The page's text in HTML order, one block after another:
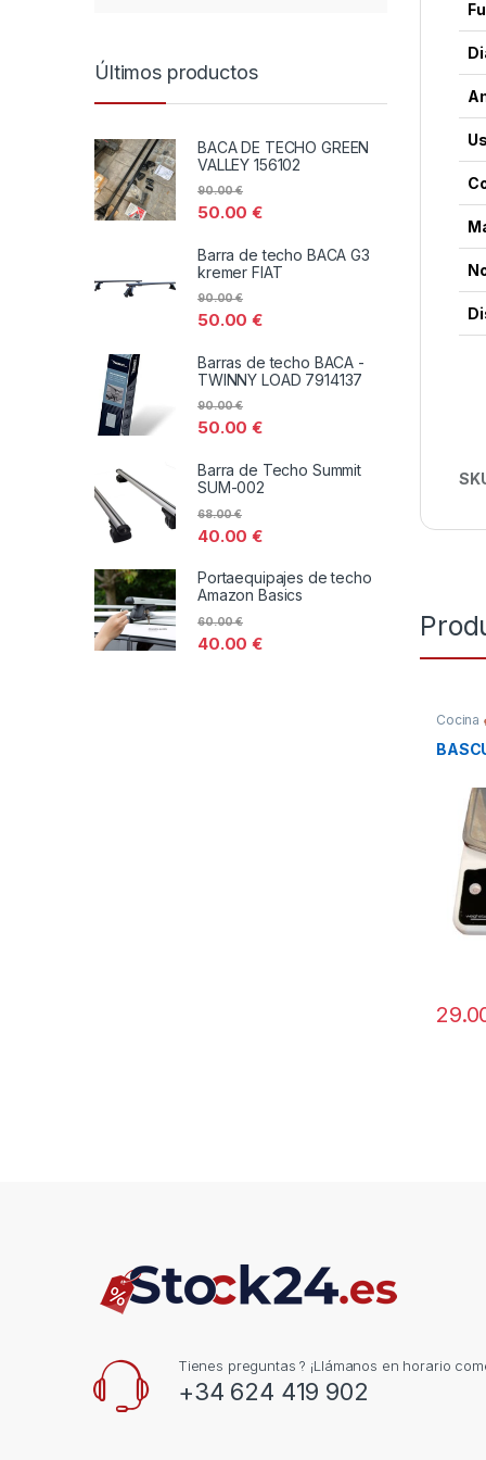
Cocina
Últimos productos
BACA DE TECHO GREEN
VALLEY 156102
50.00€
90.00€
Barra de techo BACA G3
kremer FIAT
50.00€
90.00€
Barras de techo BACA -
TWINNY LOAD 7914137
50.00€
90.00€
Barra de Techo Summit
SUM-002
40.00€
68.00€
Portaequipajes de techo
Amazon Basics
40.00€
60.00€
Tienes preguntas ? ¡Llámanos en horario
+34 624 419 902